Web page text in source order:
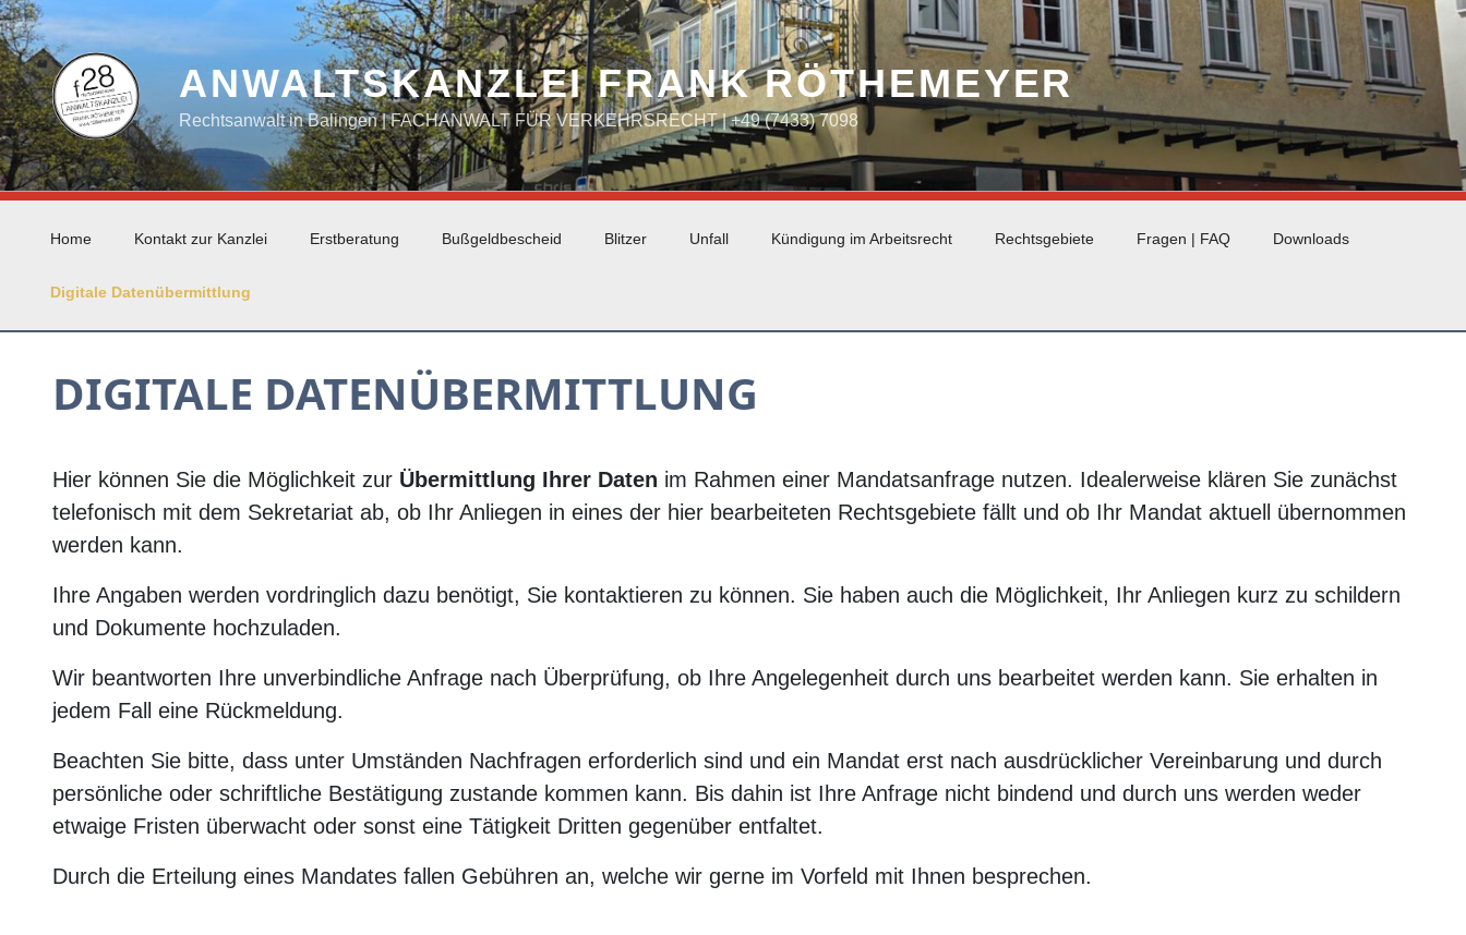
Zum
Inhalt
springen
ANWALTSKANZLEI FRANK RÖTHEMEYER
Rechtsanwalt in Balingen | FACHANWALT FÜR VERKEHRSRECHT | +49 (7433) 7098
Home Kontakt zur Kanzlei Erstberatung Bußgeldbescheid Blitzer Unfall Kündigung im Arbeitsrecht Rechtsgebiete Fragen | FAQ Downloads
Digitale Datenübermittlung
DIGITALE DATENÜBERMITTLUNG
Hier können Sie die Möglichkeit zur Übermittlung Ihrer Daten im Rahmen einer Mandatsanfrage nutzen. Idealerweise klären Sie zunächst
telefonisch mit dem Sekretariat ab, ob Ihr Anliegen in eines der hier bearbeiteten Rechtsgebiete fällt und ob Ihr Mandat aktuell übernommen
werden kann.
Ihre Angaben werden vordringlich dazu benötigt, Sie kontaktieren zu können. Sie haben auch die Möglichkeit, Ihr Anliegen kurz zu schildern
und Dokumente hochzuladen.
Wir beantworten Ihre unverbindliche Anfrage nach Überprüfung, ob Ihre Angelegenheit durch uns bearbeitet werden kann. Sie erhalten in
jedem Fall eine Rückmeldung.
Beachten Sie bitte, dass unter Umständen Nachfragen erforderlich sind und ein Mandat erst nach ausdrücklicher Vereinbarung und durch
persönliche oder schriftliche Bestätigung zustande kommen kann. Bis dahin ist Ihre Anfrage nicht bindend und durch uns werden weder
etwaige Fristen überwacht oder sonst eine Tätigkeit Dritten gegenüber entfaltet.
Durch die Erteilung eines Mandates fallen Gebühren an, welche wir gerne im Vorfeld mit Ihnen besprechen.